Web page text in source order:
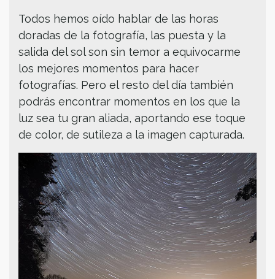
Todos hemos oído hablar de las horas
doradas de la fotografía, las puesta y la
salida del sol son sin temor a equivocarme
los mejores momentos para hacer
fotografías. Pero el resto del día también
podrás encontrar momentos en los que la
luz sea tu gran aliada, aportando ese toque
de color, de sutileza a la imagen capturada.